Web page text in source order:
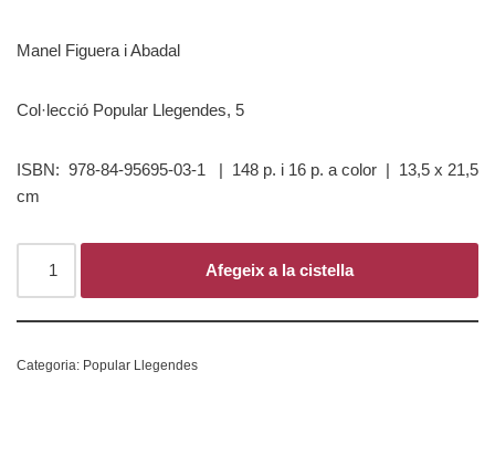
Manel Figuera i Abadal
Col·lecció Popular Llegendes, 5
ISBN: 978-84-95695-03-1 | 148 p. i 16 p. a color | 13,5 x 21,5
cm
Afegeix a la cistella
Categoria: Popular Llegendes